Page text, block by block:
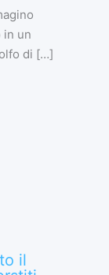
in un
di […]
il